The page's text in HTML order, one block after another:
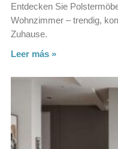
Entdecken Sie
Wohnzimmer – trendig,
Zuhause.
Leer más »